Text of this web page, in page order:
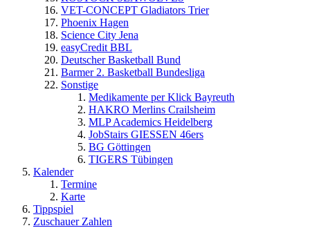
VET-CONCEPT Gladiators Trier
Phoenix Hagen
Science City Jena
easyCredit BBL
Deutscher Basketball Bund
Barmer 2. Basketball Bundesliga
Sonstige
Medikamente per Klick Bayreuth
HAKRO Merlins Crailsheim
MLP Academics Heidelberg
JobStairs GIESSEN 46ers
BG Göttingen
TIGERS Tübingen
Kalender
Termine
Karte
Tippspiel
Zuschauer Zahlen